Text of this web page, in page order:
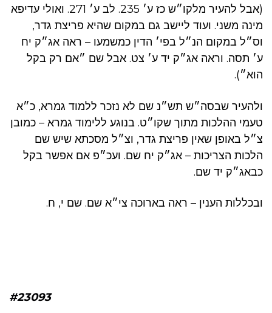
(אבל להעיר מלקו״ש כז ע׳ 235. לב ע׳ 271. ואולי עדיפא
מינה משני. ועוד ליישב גם במקום שהיא פריצת גדר,
וס״ל במקום הנ״ל בפי׳ הדין כמשמעו – ראה אג״ק יח
ע׳ תסה. וראה אג״ק יד ע׳ צט. אבל שם ״אם רק בקל
הוא״).
ולהעיר שבסה״ש תש״נ שם לא נזכר ללמוד גמרא, כ״א
טעמי ההלכות מתוך שקו״ט. בנוגע ללימוד גמרא – כמובן
צ״ל באופן שאין פריצת גדר, וצ״ל מסכתא שיש שם
הלכות הצריכות – אג״ק יח שם. ועכ״פ אם אפשר בקל
כבאג״ק יד שם.
ובכללות הענין – ראה בארוכה צי״א שם. שם י, ח.
#23093